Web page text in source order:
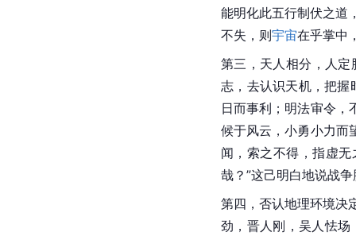
能明化此五行制伏之
不失，则宇宙在乎掌中
第三，天人相分，人
志，去认识天机，把握
日而事利；明法审令，
候于风云，小勇小力而
闻，索之不得，指虚
哉？”这己明白地说战
第四，否认地理环境决
劲，晋人刚，吴人怯